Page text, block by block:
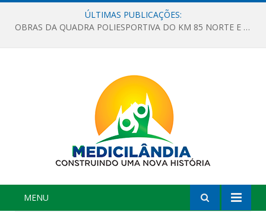
ÚLTIMAS PUBLICAÇÕES:
OBRAS DA QUADRA POLIESPORTIVA DO KM 85 NORTE E DA ESCOLA GASPAR VIANA AVANÇAM
MENU